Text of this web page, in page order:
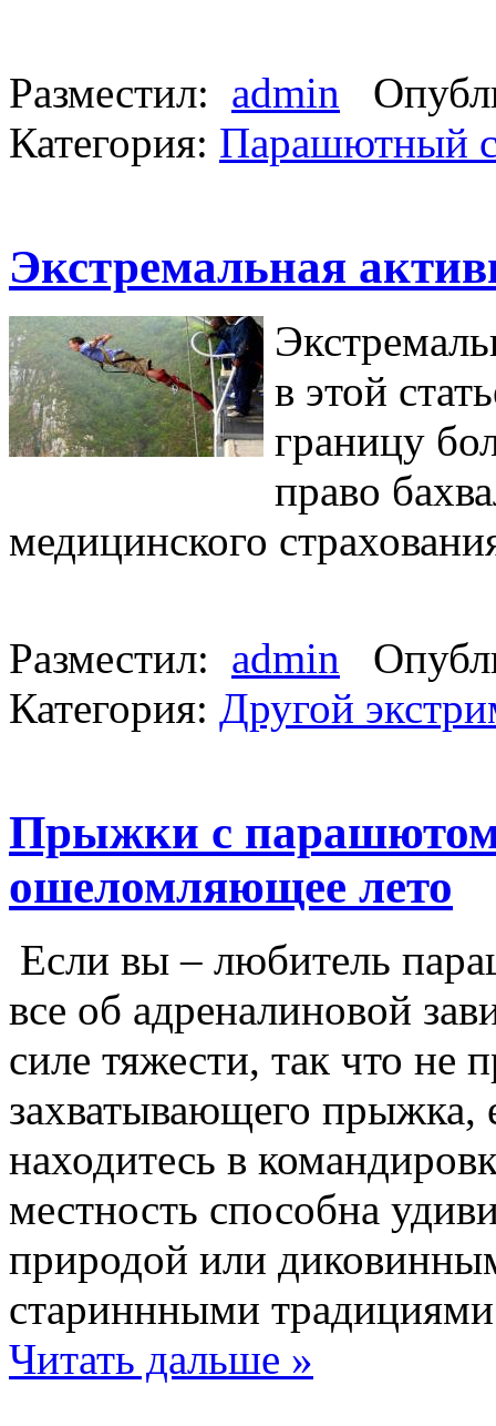
Разместил: admin
Категория: Парашютный
Экстремальная
в этой
границу
право
медицинского
Разместил: admin
Категория: Другой
Прыжки с
ошеломляющее лето
Если вы – любитель
все об адреналиновой
силе тяжести, так что не
захватывающего прыжка,
находитесь в
местность способна
природой или
стариннными
Читать дальше »